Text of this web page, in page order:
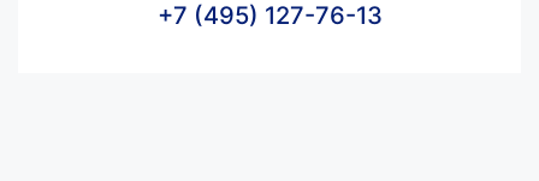
+7 (495) 127-76-13